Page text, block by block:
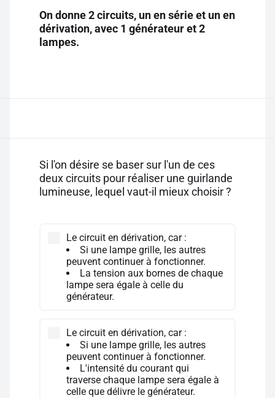
S'inscrire gratuitement
On donne 2 circuits, un en série et un en
dérivation, avec 1 générateur et 2
lampes.
Si l'on désire se baser sur l'un de ces
deux circuits pour réaliser une guirlande
lumineuse, lequel vaut-il mieux choisir ?
Le circuit en dérivation, car :
Si une lampe grille, les autres
peuvent continuer à fonctionner.
La tension aux bornes de chaque
lampe sera égale à celle du
générateur.
Le circuit en dérivation, car :
Si une lampe grille, les autres
peuvent continuer à fonctionner.
L'intensité du courant qui
traverse chaque lampe sera égale à
celle que délivre le générateur.